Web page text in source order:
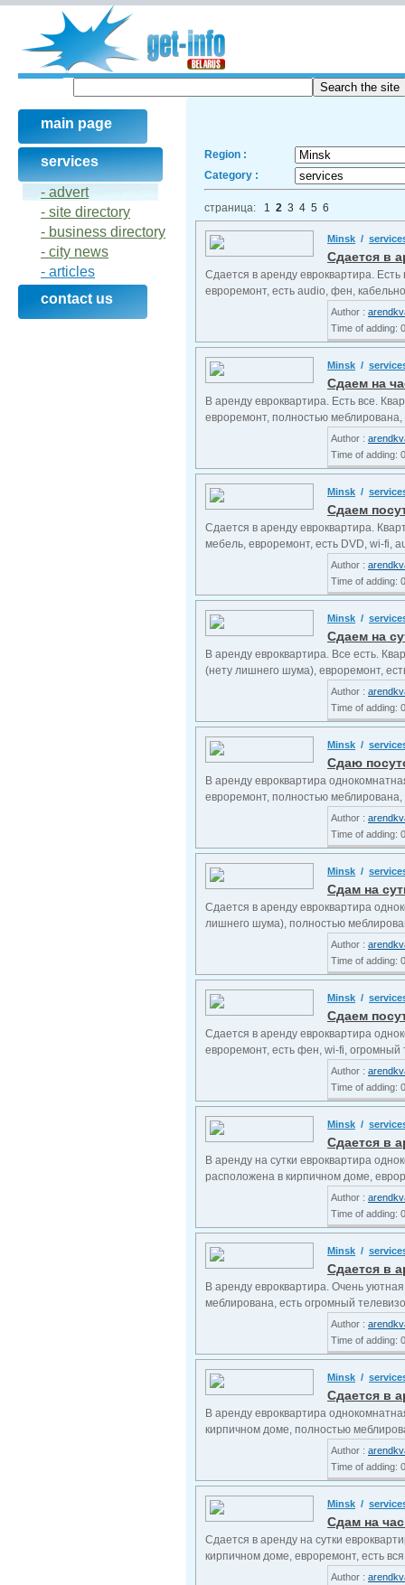
main page
services
- advert
- site directory
- business directory
- city news
- articles
contact us
Region :
Category :
страница: 1 2 3 4 5 6
Minsk /
Сдается в
Сдается в аренду евроквартира.
евроремонт, есть audio, фен,
Author :
Time of adding:
Minsk /
Сдаем на
В аренду евроквартира. Есть все.
евроремонт, полностью меблирована,
Author :
Time of adding:
Minsk /
Сдаем
Сдается в аренду евроквартира.
мебель, евроремонт, есть DVD, wi-fi,
Author :
Time of adding:
Minsk /
Сдаем на
В аренду евроквартира. Все есть.
(нету лишнего шума), евроремонт,
Author :
Time of adding:
Minsk /
Сдаю
В аренду евроквартира
евроремонт, полностью
Author :
Time of adding:
Minsk /
Сдам на
Сдается в аренду евроквартира
лишнего шума), полностью
Author :
Time of adding:
Minsk /
Сдаем
Сдается в аренду евроквартира
евроремонт, есть фен, wi-fi, огромный
Author :
Time of adding:
Minsk /
Сдается в
В аренду на сутки евроквартира
расположена в кирпичном доме,
Author :
Time of adding:
Minsk /
Сдается в
В аренду евроквартира. Очень
меблирована, есть огромный
Author :
Time of adding:
Minsk /
Сдается в
В аренду евроквартира
кирпичном доме, полностью
Author :
Time of adding:
Minsk /
Сдам на
Сдается в аренду на сутки
кирпичном доме, евроремонт, есть
Author :